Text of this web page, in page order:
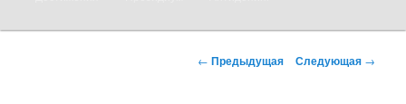
Навигация по записям
← Предыдущая Следующая →